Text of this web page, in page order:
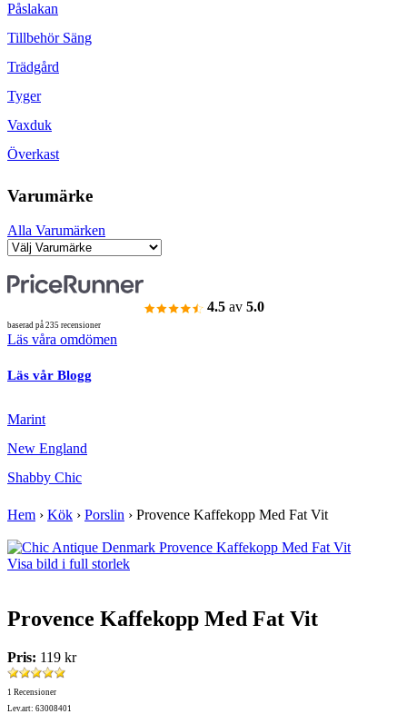
Påslakan
Tillbehör Säng
Trädgård
Tyger
Vaxduk
Överkast
Varumärke
Alla Varumärken
4.5 av 5.0
baserad på 235 recensioner
Läs våra omdömen
Läs vår Blogg
Marint
New England
Shabby Chic
Hem › Kök › Porslin › Provence Kaffekopp Med Fat Vit
Visa bild i full storlek
Provence Kaffekopp Med Fat Vit
Pris: 119 kr
1 Recensioner
Lev.art: 63008401